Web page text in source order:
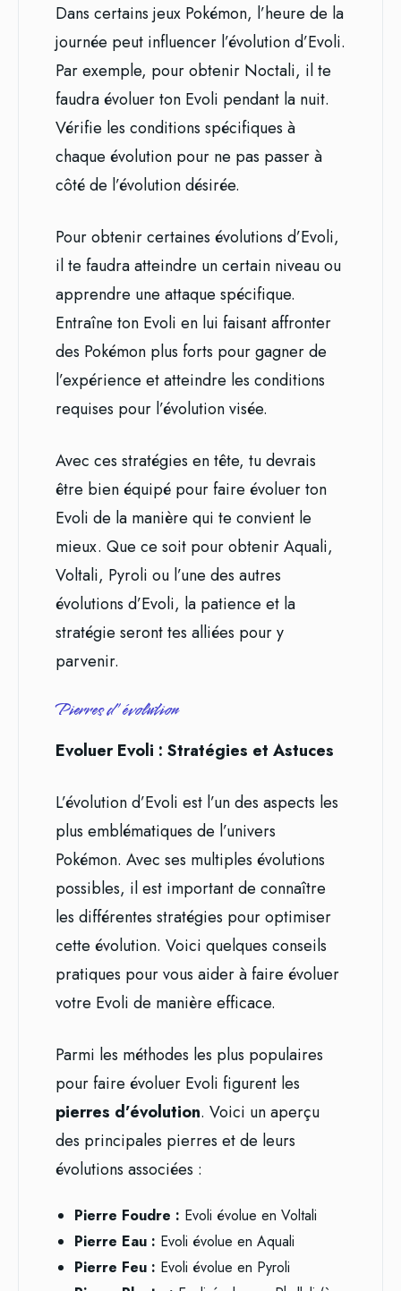
Dans certains jeux Pokémon, l’heure de la
journée peut influencer l’évolution d’Evoli.
Par exemple, pour obtenir Noctali, il te
faudra évoluer ton Evoli pendant la nuit.
Vérifie les conditions spécifiques à
chaque évolution pour ne pas passer à
côté de l’évolution désirée.
Pour obtenir certaines évolutions d’Evoli,
il te faudra atteindre un certain niveau ou
apprendre une attaque spécifique.
Entraîne ton Evoli en lui faisant affronter
des Pokémon plus forts pour gagner de
l’expérience et atteindre les conditions
requises pour l’évolution visée.
Avec ces stratégies en tête, tu devrais
être bien équipé pour faire évoluer ton
Evoli de la manière qui te convient le
mieux. Que ce soit pour obtenir Aquali,
Voltali, Pyroli ou l’une des autres
évolutions d’Evoli, la patience et la
stratégie seront tes alliées pour y
parvenir.
Pierres d’évolution
Evoluer Evoli : Stratégies et Astuces
L’évolution d’Evoli est l’un des aspects les
plus emblématiques de l’univers
Pokémon. Avec ses multiples évolutions
possibles, il est important de connaître
les différentes stratégies pour optimiser
cette évolution. Voici quelques conseils
pratiques pour vous aider à faire évoluer
votre Evoli de manière efficace.
Parmi les méthodes les plus populaires
pour faire évoluer Evoli figurent les
pierres d’évolution. Voici un aperçu
des principales pierres et de leurs
évolutions associées :
Pierre Foudre : Evoli évolue en Voltali
Pierre Eau : Evoli évolue en Aquali
Pierre Feu : Evoli évolue en Pyroli